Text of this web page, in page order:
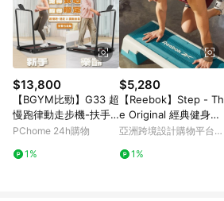
$13,800
【BGYM比勁】G33 超
慢跑律動走步機-扶手
版
PChome 24h購物
1%
$5,280
【Reebok】Step - Th
e Original 經典健身踏
板 - Teal
亞洲跨境設計購物平台
1%